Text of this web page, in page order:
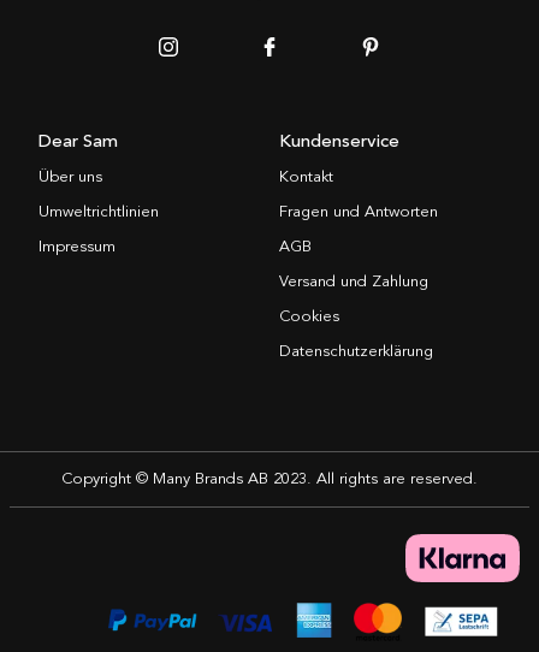
Dear Sam
Über uns
Umweltrichtlinien
Impressum
Kundenservice
Kontakt
Fragen und Antworten
AGB
Versand und Zahlung
Cookies
Datenschutzerklärung
Copyright © Many Brands AB 2023. All rights are reserved.